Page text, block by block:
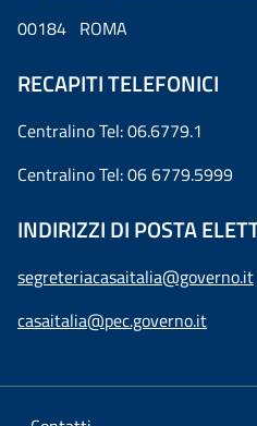
00184 ROMA
RECAPITI TELEFONICI
Centralino Tel: 06.6779.1
Centralino Tel: 06 6779.5999
INDIRIZZI DI POSTA
segreteriacasaitalia@governo.it
casaitalia@pec.governo.it